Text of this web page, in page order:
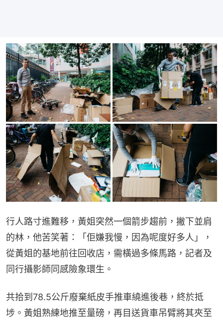
行人路寸進難移，黃姐突然一個箭步趨前，撇下並肩
的林，他苦笑著：「佢嫌我慢，因為呢度好多人」，
從黃姐的基地前往回收店，需橫過多條馬路，記者及
同行攝影師同感險象環生。
共拾到78.5公斤廢棄紙皮手推車繞進後巷，終於抵
埗。黃姐熟練地推至量磅，再目送貨車吊臂將其夾至